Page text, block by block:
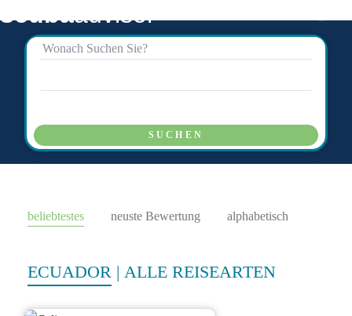
scubaadvisor
SUCHEN
beliebtestes neuste Bewertung alphabetisch
ECUADOR | ALLE REISEARTEN